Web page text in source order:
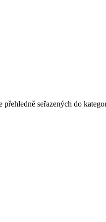
seřazených do